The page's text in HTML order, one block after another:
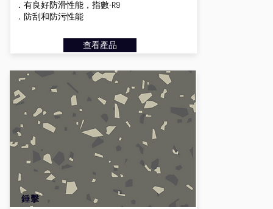
．有良好防滑性能，指數-R9
．防刮和防污性能
查看產品
錘擊